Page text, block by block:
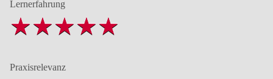
Lernerfahrung
Praxisrelevanz